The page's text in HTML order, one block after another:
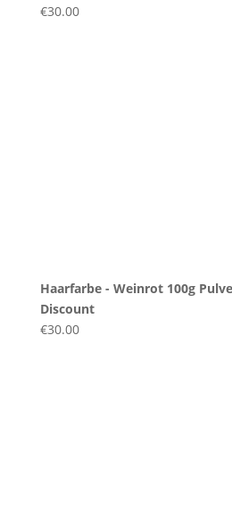
€30.00
Haarfarbe - Weinrot 100g
Discount
€30.00